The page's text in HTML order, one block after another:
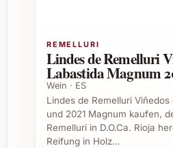
Begleitung zu
besonderen
Aussergewöhnliches
Weihnachten und
Exklusive
Geschäftspartner
REMELLURI
Lindes de Remelluri
Labastida Magnum
Wein · ES
Lindes de Remelluri Viñedos
und 2021 Magnum kaufen,
Remelluri in D.O.Ca. Rioja
Reifung in Holz…